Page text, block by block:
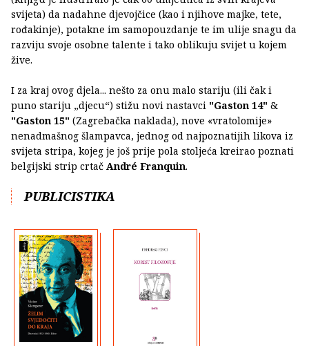
svijeta) da nadahne djevojčice (kao i njihove majke, tete,
rođakinje), potakne im samopouzdanje te im ulije snagu da
razviju svoje osobne talente i tako oblikuju svijet u kojem
žive.
I za kraj ovog djela... nešto za onu malo stariju (ili čak i
puno stariju „djecu“) stižu novi nastavci "Gaston 14" &
"Gaston 15" (Zagrebačka naklada), nove «vratolomije»
nenadmašnog šlampavca, jednog od najpoznatijih likova iz
svijeta stripa, kojeg je još prije pola stoljeća kreirao poznati
belgijski strip crtač André Franquin.
PUBLICISTIKA